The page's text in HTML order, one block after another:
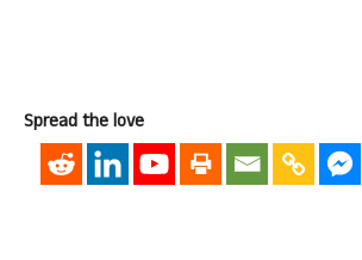
Spread the love